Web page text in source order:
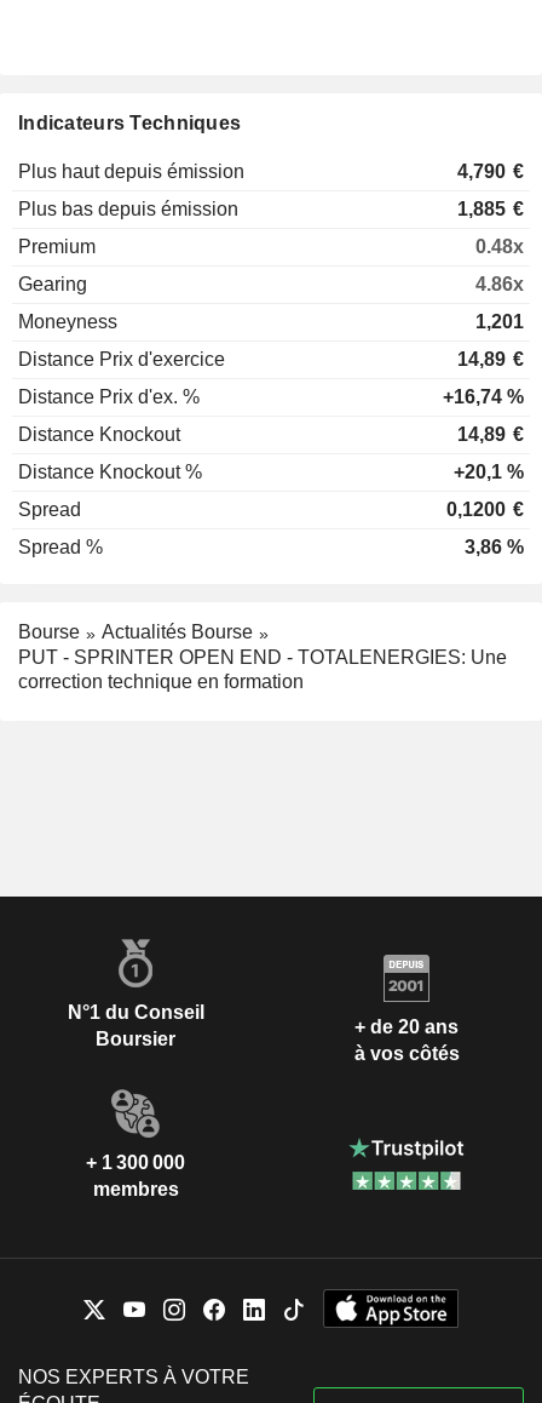
Indicateurs Techniques
Plus haut depuis émission 4,790 €
Plus bas depuis émission
1,885 €
Premium
0.48x
Gearing
4.86x
Moneyness
1,201
Distance Prix d'exercice
14,89 €
Distance Prix d'ex. %
+16,74 %
Distance Knockout
14,89 €
Distance Knockout %
+20,1 %
Spread
0,1200 €
Spread %
3,86 %
Bourse
Actualités Bourse
PUT - SPRINTER OPEN END - TOTALENERGIES: Une
correction technique en formation
N°1 du Conseil
Boursier
+ de 20 ans
à vos côtés
+ 1 300 000
membres
NOS EXPERTS À VOTRE